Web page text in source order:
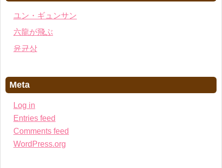
ユン・ギュンサン
六龍が飛ぶ
윤균상
Meta
Log in
Entries feed
Comments feed
WordPress.org